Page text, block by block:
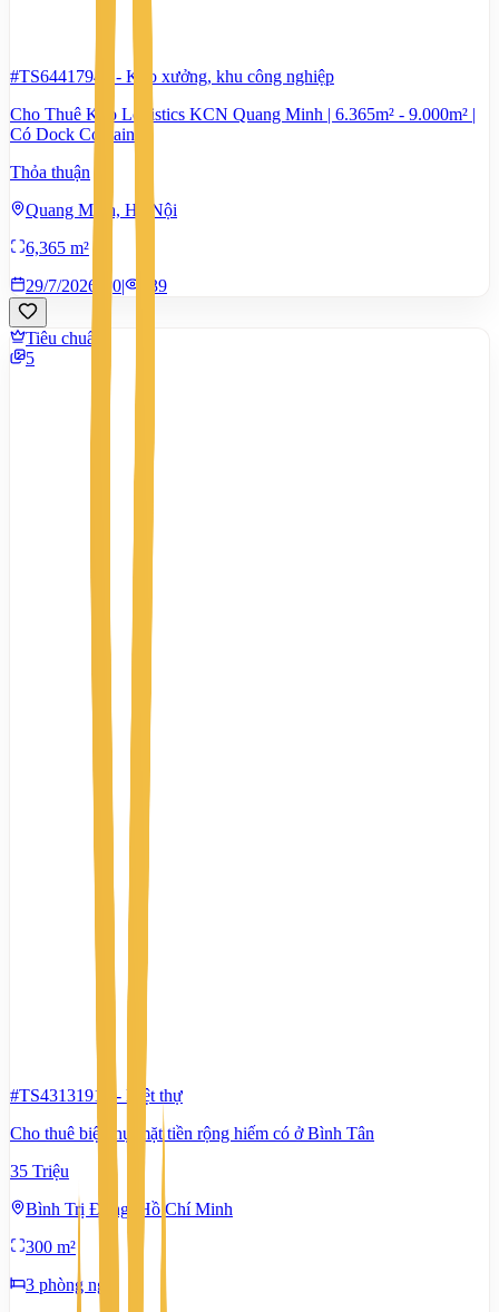
#TS64417944 - Kho xưởng, khu công nghiệp
Cho Thuê Kho Logistics KCN Quang Minh | 6.365m² - 9.000m² |
Có Dock Container
Thỏa thuận
Quang Minh, Hà Nội
6,365 m²
29/7/2026
0| 539
Tiêu chuẩn
5
#TS43131914 - Biệt thự
Cho thuê biệt thự mặt tiền rộng hiếm có ở Bình Tân
35 Triệu
Bình Trị Đông, Hồ Chí Minh
300 m²
3 phòng ngủ